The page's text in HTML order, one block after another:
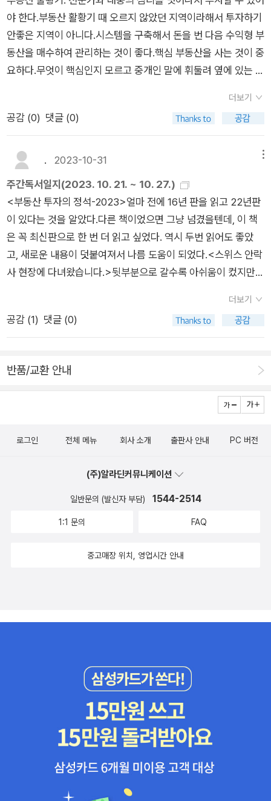
라도 필요할 때 잘 쓰고 원하는 걸 살 수 있는 여건이 된다.돈 자
랑은 할 필요가 없는 것이고, 해서도 안되는 것이다.자식들도 현
재에도 즐겁게 살고, 미래도 꾸준히 준비하는 그런 삶을 살기를
바란다.내 아이들에게도 이런 말을 해주고 싶다. 잘 사는 사람으
적당히 하고 나머지필요한돈은 투자한 부동산이 알아 벌어다준
다' 는 방식의 시스템을 구축하는 비결을 가르쳐 준다.📖펴낸곳
ㅣ (주)알에이치 코리아,도서협찬 ,부동산투자의정석 ,부투정 ,부
동산김사부 ,부동산재테크 ,부동산 ,재테크 ,경제공부 ,경제적자
파트로 구분할 수 있는데, 전반부는 재테크 책은 늘 그렇듯 마인
드 셋과 관련된 내용과 보편적으로 알려진 부동산 관련 썰을 논리
적으로 해석해 놓았다. 아직도 한국 부동산이 조만간 일본을 따라
폭삭 망할 것 같다는 생각이 든다면 주의깊게 읽어야 할 필요가
있다. 중반부는 레버리지 투자의 방법을 소개하면서, 일반인과 투
자 고수는 어떤 점에서 큰 차이가 있는지 자세하게 기술하고 있
엇부터 해야할지 고민이라면 참고해볼 필요가 있다. 그리고 후반
축, 분양권, 오피스텔, 단독주택, 상가주택, 상가에 투자할 때, 저
자가 생각하는 투자의 정석을 상세히 정리해 두었다. 시간이 없는
사람은 전반부와 후반부만 주의깊게 읽어봐도, 분명 이전과 다른
시야를 가질 수 있을 것이라 생각한다.​마지막 에필로그 부분에서
김원철 저자의 자녀들과 나눈 대화내용을 적은 부분이 있다. 끝
부분에서 이런 내용이 나온다. '매일 무엇을 하며 놀지 고민하는
아이들이지만, 재테크가 아이들의 유쾌함과 발랄함을 지켜줄 것
경제적으로 풍요로우면 성격도 구김살이 없이 평평한 경우가 많
다. 원래부터 부자집이 아니었다면, 적어도 내 자식부터는 구김살
없이 살도록 당장 나 부터 재테크를 공부하고 실천해야한다. 이
오랜만에 좋은 글을 읽게 해준, 김원철 저자에게 깊은 감사의 인
야 한다.부동산 활황기 때 오르지 않았던 지역이라해서 투자하기
안좋은 지역이 아니다.시스템을 구축해서 돈을 번 다음 수익형 부
동산을 매수하여 관리하는 것이 좋다.핵심 부동산을 사는 것이 중
요하다.무엇이 핵심인지 모르고 중개인 말에 휘둘려 옆에 있는 비
도 안된다.새것 (재건축. 분양권 등에 관심을 가져야 한다. 재개발
보다 재건축이 거래가 잘 되고 진행이 잘된다.)새것.역세권. 소형.
지역 또는 다른 대상과 비교해서 찾고, 저평가된 주요 이유를 1-2
자할 수 있다. 저평가에서 벗어나 가격이 오를 시점을 찾을 수 있
기 때문.🙂아파트 투자의 정석1. 대단지2. 학군 고려(동네에서 선
호하는 학군)3. 로열동로열층(남향 상층부 탁트인전망 무소음 전
철과가까이)4. 중소형 면적 85m^2이하를 고려5. 역세권6. 기반
시설(교통 쇼핑 학군 의료기관 등)이 잘 갖춰져 있는가7. 성장성
이 있는가8. 할인이 많이 된 비로열 물건🙂재건축 투자의 정석
(재개발보다 진행 빨리 된드. 별로 위험하지 않다)1. 남은 용적률
이 많은 물건을 노려라
더보기
공감 (0) 댓글 (0)
. 2023-10-31
주간독서일지(2023. 10. 21. ~ 10. 27.)
<부동산 투자의 정석-2023>얼마 전에 16년 판을 읽고 22년판
이 있다는 것을 알았다.다른 책이었으면 그냥 넘겼을텐데, 이 책
은 꼭 최신판으로 한 번 더 읽고 싶었다. 역시 두번 읽어도 좋았
고, 새로운 내용이 덧붙여져서 나름 도움이 되었다.<스위스 안락
사 현장에 다녀왔습니다.>뒷부분으로 갈수록 아쉬움이 컸지만,
더보기
공감 (1) 댓글 (0)
반품/교환 안내
로그인 전체 메뉴 회사 소개 출판사 안내 PC 버전
(주)알라딘커뮤니케이션
일반문의 (발신자 부담) 1544-2514
1:1 문의 FAQ
중고매장 위치, 영업시간 안내